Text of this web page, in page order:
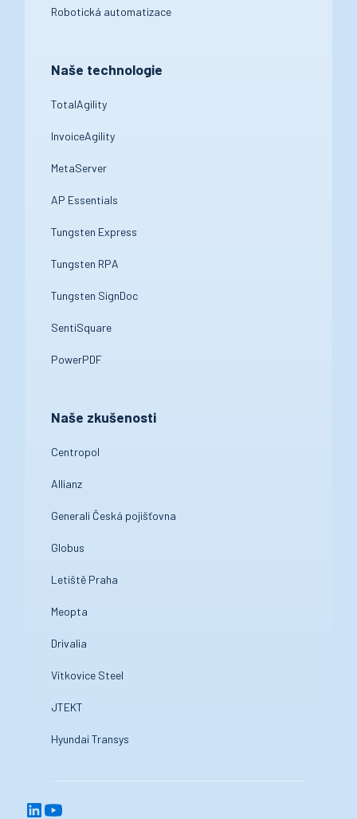
Robotická automatizace
Naše technologie
TotalAgility
InvoiceAgility
MetaServer
AP Essentials
Tungsten Express
Tungsten RPA
Tungsten SignDoc
SentiSquare
PowerPDF
Naše zkušenosti
Centropol
Allianz
Generali Česká pojišťovna
Globus
Letiště Praha
Meopta
Drivalia
Vítkovice Steel
JTEKT
Hyundai Transys